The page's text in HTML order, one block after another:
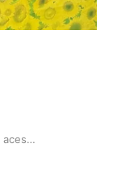
Produtores de Itupiranga acessam crédito para f…